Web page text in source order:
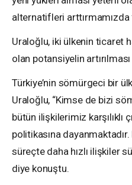
alternatifleri arttırmamızda
Uraloğlu, iki ülkenin ticaret
olan potansiyelin
Türkiye’nin sömürgeci bir
Uraloğlu, “Kimse de bizi
bütün ilişkilerimiz karşılıklı
politikasına
süreçte daha hızlı ilişkiler
diye konuştu.